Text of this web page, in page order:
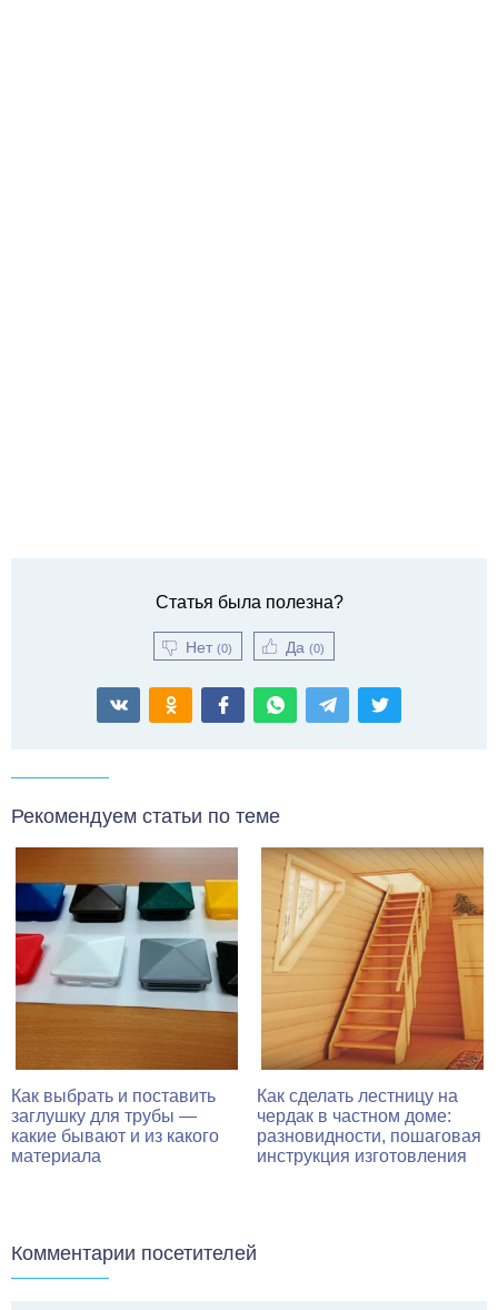
Статья была полезна?
Нет (0) Да (0)
Рекомендуем статьи по теме
Как выбрать и поставить
заглушку для трубы —
какие бывают и из какого
материала
Как сделать лестницу на
чердак в частном доме:
разновидности, пошаговая
инструкция изготовления
Комментарии посетителей